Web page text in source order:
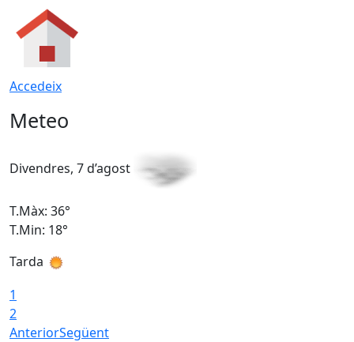
Accedeix
Meteo
Divendres, 7 d’agost
T.Màx: 36°
T.Min: 18°
Tarda
1
2
AnteriorSegüent